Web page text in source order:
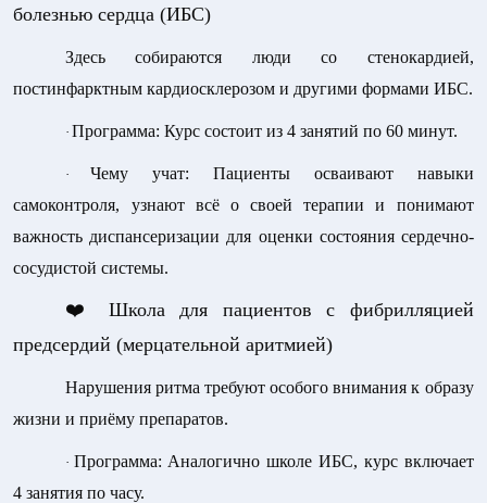
болезнью сердца (ИБС)
Здесь собираются люди со стенокардией,
постинфарктным кардиосклерозом и другими формами ИБС.
· Программа: Курс состоит из 4 занятий по 60 минут.
· Чему учат: Пациенты осваивают навыки
самоконтроля, узнают всё о своей терапии и понимают
важность диспансеризации для оценки состояния сердечно-
сосудистой системы.
❤️
Школа для пациентов с фибрилляцией
предсердий (мерцательной аритмией)
Нарушения ритма требуют особого внимания к образу
жизни и приёму препаратов.
· Программа: Аналогично школе ИБС, курс включает
4 занятия по часу.